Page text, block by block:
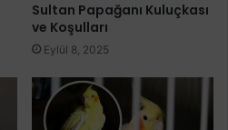
Sultan Papağanı Kuluçkası
ve Koşulları
Eylül 8, 2025